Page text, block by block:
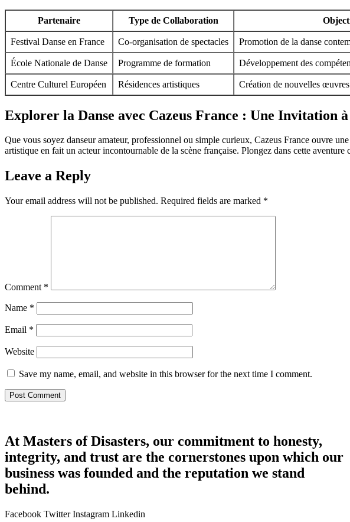
Partenaire Type de Collaboration
Festival Danse en France Co-organisation de spectacles Promotion de la danse
École Nationale de Danse Programme de formation Développement des
Centre Culturel Européen Résidences artistiques Création de nouvelles œuvres
Explorer la Danse avec Cazeus France : Une Invitation
Que vous soyez danseur amateur, professionnel ou simple curieux, Cazeus France ouvre
artistique en fait un acteur incontournable de la scène française. Plongez dans cette
Leave a Reply
Your email address will not be published. Required fields are marked *
Comment *
Name *
Email *
Website
Save my name, email, and website in this browser for the next time I comment.
At Masters of Disasters, our commitment to honesty,
integrity, and trust are the cornerstones upon which our
business was founded and the reputation we stand
behind.
Facebook Twitter Instagram Linkedin